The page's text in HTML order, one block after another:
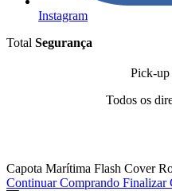
Instagram
Total Segurança
Pick-up
Todos os
Capota Marítima Flash Cover
Continuar Comprando Finalizar